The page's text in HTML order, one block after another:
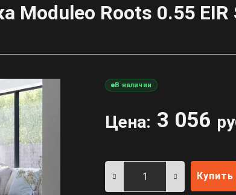
Moduleo Roots 0.55 EIR
В наличии
Цена: 3 056
Купить